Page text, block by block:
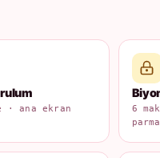
· ana ekran
6